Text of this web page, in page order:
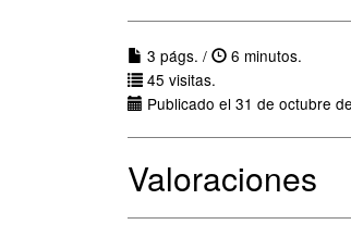
3 págs. /
6 minutos.
45 visitas.
Publicado el 31 de octubre
Valoraciones